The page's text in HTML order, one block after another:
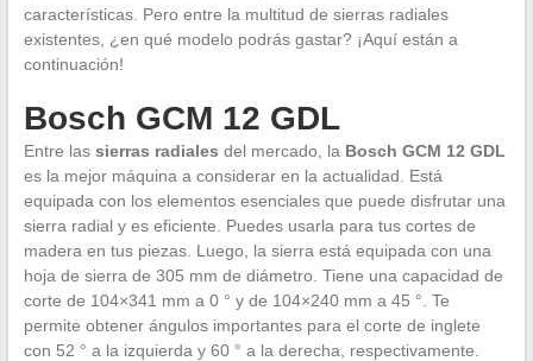
características. Pero entre la multitud de sierras radiales
existentes, ¿en qué modelo podrás gastar? ¡Aquí están a
continuación!
Bosch GCM 12 GDL
Entre las sierras radiales del mercado, la Bosch GCM 12 GDL
es la mejor máquina a considerar en la actualidad. Está
equipada con los elementos esenciales que puede disfrutar una
sierra radial y es eficiente. Puedes usarla para tus cortes de
madera en tus piezas. Luego, la sierra está equipada con una
hoja de sierra de 305 mm de diámetro. Tiene una capacidad de
corte de 104×341 mm a 0 ° y de 104×240 mm a 45 °. Te
permite obtener ángulos importantes para el corte de inglete
con 52 ° a la izquierda y 60 ° a la derecha, respectivamente.